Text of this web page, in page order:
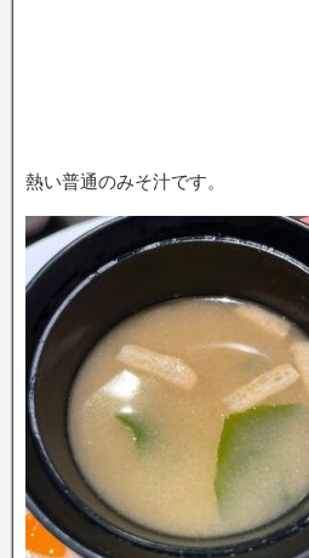
熱い普通のみそ汁です。